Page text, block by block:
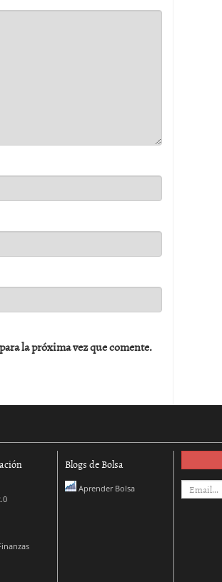
la próxima vez que comente.
Blogs de Bolsa
Aprender Bolsa